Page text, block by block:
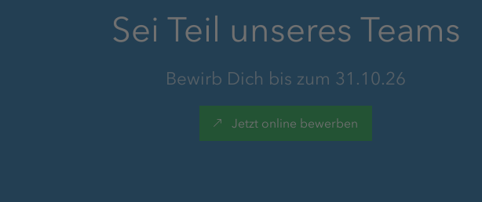
Chancengleichheit, Vielfalt &
Kostenlose Parkplätze
Sei Teil unseres Teams
Bewirb Dich bis zum 31.10.26
Jetzt online bewerben